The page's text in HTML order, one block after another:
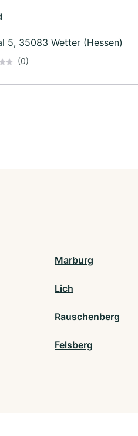
5, 35083 Wetter (Hessen)
(0)
Marburg
Lich
Rauschenberg
Felsberg